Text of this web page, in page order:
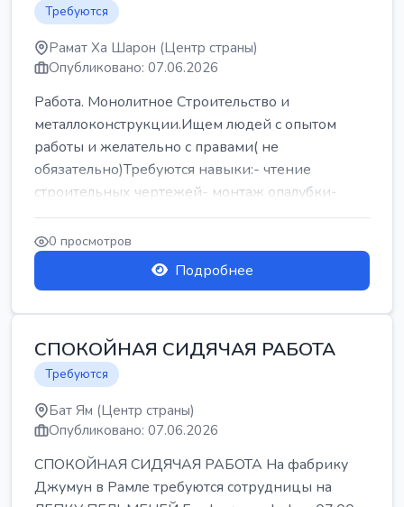
Требуются
Рамат Ха Шарон (Центр страны)
Опубликовано: 07.06.2026
Работа. Монолитное Строительство и
металлоконструкции.Ищем людей с опытом
работы и желательно с правами( не
обязательно)Требуются навыки:- чтение
строительных чертежей- монтаж опалубки-
армокаркасыОпл...
0 просмотров
Подробнее
СПОКОЙНАЯ СИДЯЧАЯ РАБОТА
Требуются
Бат Ям (Центр страны)
Опубликовано: 07.06.2026
СПОКОЙНАЯ СИДЯЧАЯ РАБОТА На фабрику
Джумун в Рамле требуются сотрудницы на